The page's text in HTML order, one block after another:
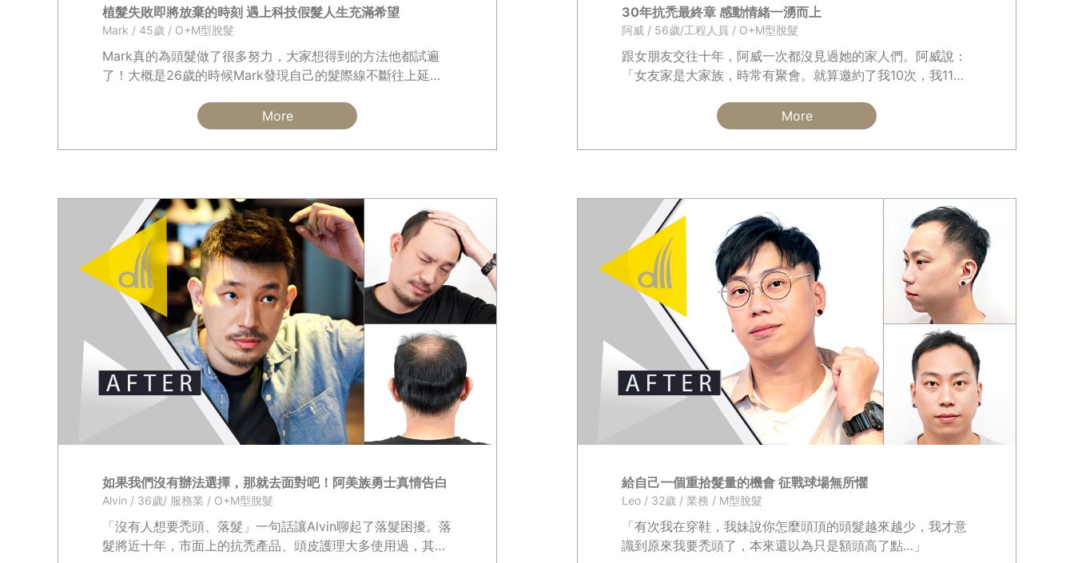
植髮失敗即將放棄的時刻 遇上科技假髮人生充滿希望
Mark / 45歲 / O+M型脫髮
Mark真的為頭髮做了很多努力，大家想得到的方法他都試遍
了！大概是26歲的時候Mark發現自己的髮際線不斷往上延
More
30年抗禿最終章 感動情緒一湧而上
阿威 / 56歲/工程人員 / O+M型脫髮
跟女朋友交往十年，阿威一次都沒見過她的家人們。阿威說：
「女友家是大家族，時常有聚會。就算邀約了我10次，我11次
More
如果我們沒有辦法選擇，那就去面對吧！阿美族勇士真情告白
Alvin / 36歲/ 服務業 / O+M型脫髮
「沒有人想要禿頭、落髮」一句話讓Alvin聊起了落髮困擾。落
髮將近十年，市面上的抗禿產品、頭皮護理大多使用過，其中
給自己一個重拾髮量的機會 征戰球場無所懼
Leo / 32歲 / 業務 / M型脫髮
「有次我在穿鞋，我妹說你怎麼頭頂的頭髮越來越少，我才意
識到原來我要禿頭了，本來還以為只是額頭高了點…」